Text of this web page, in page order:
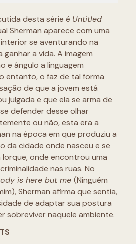
desta série é Untitled
Sherman aparece com uma
se aventurando na
a vida. A imagem
e ângulo a linguagem
entanto, o faz de tal forma
de que a jovem está
julgada e que ela se arma de
defender desse olhar
ou não, esta era a
na época em que produziu a
da cidade onde nasceu e se
Iorque, onde encontrou uma
nas ruas. No
is here but me (Ninguém
Sherman afirma que sentia,
de adaptar sua postura
sobreviver naquele ambiente.